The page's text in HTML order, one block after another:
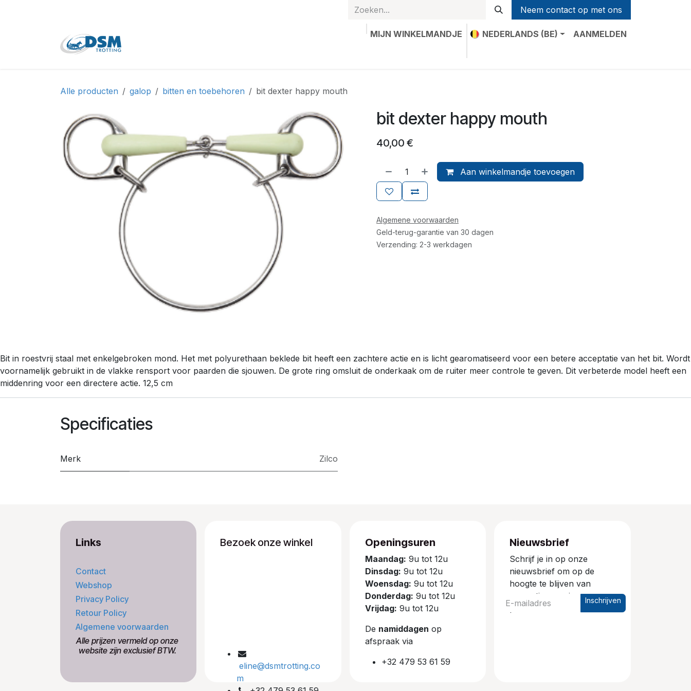
Neem contact op met ons
MIJN WINKELMANDJE NEDERLANDS (BE)
AANMELDEN
Alle producten galop bitten en toebehoren bit dexter happy mouth
bit dexter happy mouth
40,00 €
Aan winkelmandje toevoegen
Algemene voorwaarden
Geld-terug-garantie van 30 dagen
Verzending: 2-3 werkdagen
Bit in roestvrij staal met enkelgebroken mond. Het met polyurethaan beklede bit heeft een zachtere actie en is licht gearomatiseerd voor een betere acceptatie van het bit. Wordt
voornamelijk gebruikt in de vlakke rensport voor paarden die sjouwen. De grote ring omsluit de onderkaak om de ruiter meer controle te geven. Dit verbeterde model heeft een
middenring voor een directere actie. 12,5 cm
Specificaties
Merk Zilco
Links
Contact
Webshop
Privacy Policy
Retour Policy
Algemene voorwaarden
​Alle prijzen vermeld op onze
​website zijn exclusief BTW.
Bezoek onze winkel
eline@dsmtrotting.co
m
Openingsuren
Maandag: 9u tot 12u
Dinsdag: 9u tot 12u
Woensdag: 9u tot 12u
Donderdag: 9u tot 12u
Vrijdag: 9u tot 12u
De namiddagen op
afspraak via
+32 479 53 61 59
Nieuwsbrief
Schrijf je in op onze
nieuwsbrief om op de
hoogte te blijven van
promoties en nieuwe
producten.
Inschrijven